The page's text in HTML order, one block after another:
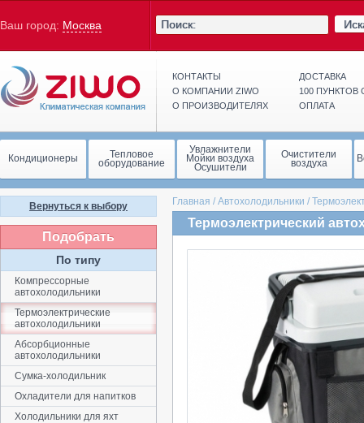
Ваш город: Москва
КОНТАКТЫ
О КОМПАНИИ ZIWO
О ПРОИЗВОДИТЕЛЯХ
ДОСТАВКА
100
ОПЛАТА
Кондиционеры Тепловое
оборудование
Увлажнители
Мойки воздуха
Осушители
Очистители
воздуха
Главная / Автохолодильники /
Термоэлектрический
Вернуться к выбору
Подобрать
По типу
Компрессорные
автохолодильники
Термоэлектрические
автохолодильники
Абсорбционные
автохолодильники
Сумка-холодильник
Охладители для напитков
Холодильники для яхт